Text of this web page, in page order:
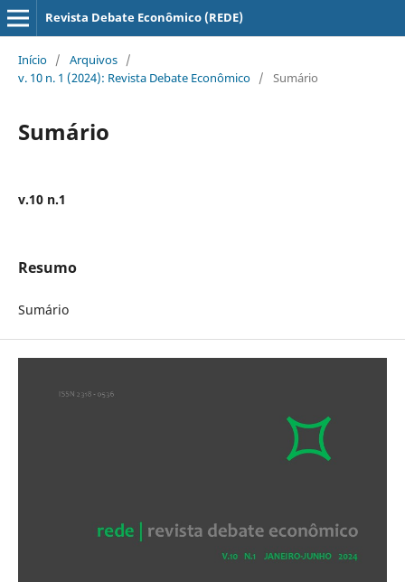
Revista Debate Econômico (REDE)
Início / Arquivos /
v. 10 n. 1 (2024): Revista Debate Econômico / Sumário
Sumário
v.10 n.1
Resumo
Sumário